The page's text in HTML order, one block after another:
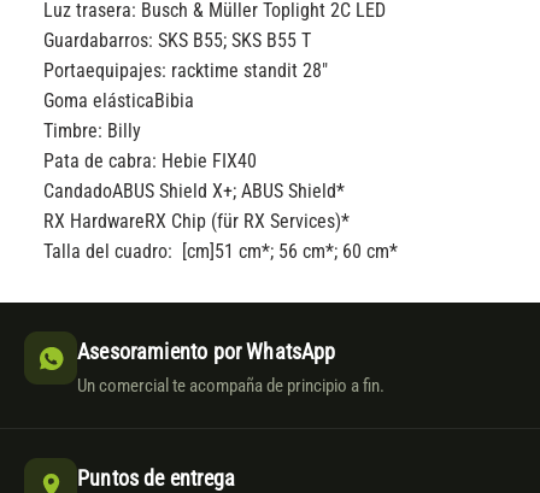
Luz trasera: Busch & Müller Toplight 2C LED
Guardabarros:SKS B55; SKS B55 T
Portaequipajes: racktime standit 28″
Goma elásticaBibia
Timbre: Billy
Pata de cabra: Hebie FIX40
CandadoABUS Shield X+; ABUS Shield*
RX HardwareRX Chip (für RX Services)*
Talla del cuadro: [cm]51 cm*; 56 cm*; 60 cm*
Asesoramiento por WhatsApp
Un comercial te acompaña de principio a fin.
Puntos de entrega